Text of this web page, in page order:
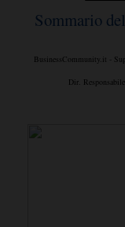
Sommario
BusinessCommunity.it -
Dir.